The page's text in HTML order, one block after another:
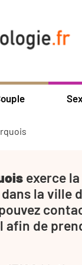
exerce
dans la ville
pouvez
afin de